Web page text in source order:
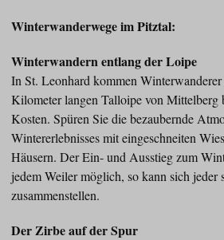
Winterwanderwege im Pitztal:
Winterwandern entlang der Loipe
In St. Leonhard kommen
Kilometer langen Talloipe von Mittelberg
Kosten. Spüren Sie die bezaubernde
Wintererlebnisses mit eingeschneiten
Häusern. Der Ein- und Ausstieg zum
jedem Weiler möglich, so kann sich jeder
zusammenstellen.
Der Zirbe auf der Spur